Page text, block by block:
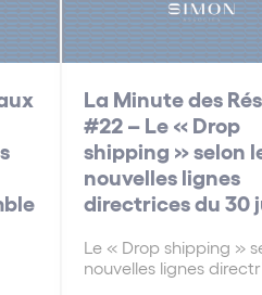
La Minute des
#22 – Le « Drop
shipping » selon
nouvelles lignes
directrices du 30
Le « Drop shipping »
nouvelles lignes